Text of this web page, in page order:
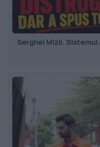
Serghei Mizil.